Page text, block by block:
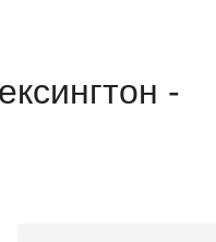
-